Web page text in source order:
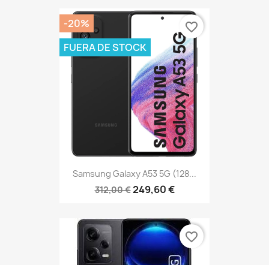
Samsung Galaxy A53 5G (128...
312,00 €249,60 €
-20%
FUERA DE STOCK
favorite_border
favorite_border